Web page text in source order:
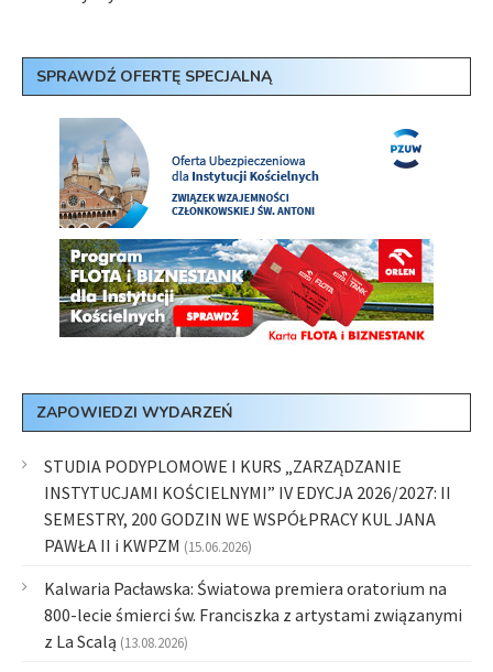
SPRAWDŹ OFERTĘ SPECJALNĄ
ZAPOWIEDZI WYDARZEŃ
STUDIA PODYPLOMOWE I KURS „ZARZĄDZANIE
INSTYTUCJAMI KOŚCIELNYMI” IV EDYCJA 2026/2027: II
SEMESTRY, 200 GODZIN WE WSPÓŁPRACY KUL JANA
PAWŁA II i KWPZM (15.06.2026)
Kalwaria Pacławska: Światowa premiera oratorium na
800-lecie śmierci św. Franciszka z artystami związanymi
z La Scalą (13.08.2026)